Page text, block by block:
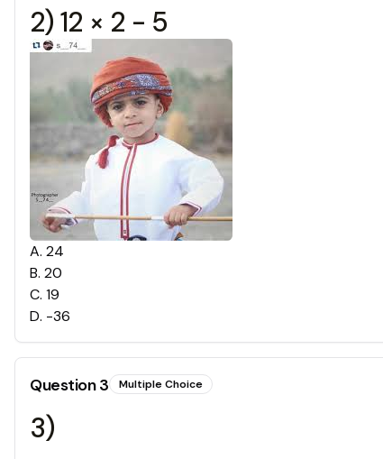
2) 12 × 2 - 5
A. 24
B. 20
C. 19
D. -36
Question3 Multiple Choice
3)